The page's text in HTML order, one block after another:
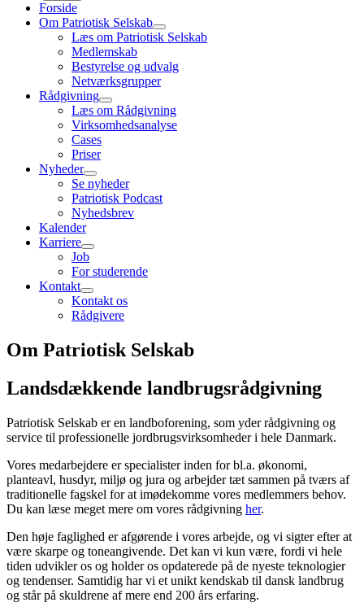
Forside
Om Patriotisk Selskab
Læs om Patriotisk Selskab
Medlemskab
Bestyrelse og udvalg
Netværksgrupper
Rådgivning
Læs om Rådgivning
Virksomhedsanalyse
Cases
Priser
Nyheder
Se nyheder
Patriotisk Podcast
Nyhedsbrev
Kalender
Karriere
Job
For studerende
Kontakt
Kontakt os
Rådgivere
Om Patriotisk Selskab
Landsdækkende landbrugsrådgivning
Patriotisk Selskab er en landboforening, som yder rådgivning og
service til professionelle jordbrugsvirksomheder i hele Danmark.
Vores medarbejdere er specialister inden for bl.a. økonomi,
planteavl, husdyr, miljø og jura og arbejder tæt sammen på tværs af
traditionelle fagskel for at imødekomme vores medlemmers behov.
Du kan læse meget mere om vores rådgivning her.
Den høje faglighed er afgørende i vores arbejde, og vi sigter efter at
være skarpe og toneangivende. Det kan vi kun være, fordi vi hele
tiden udvikler os og holder os opdaterede på de nyeste teknologier
og tendenser. Samtidig har vi et unikt kendskab til dansk landbrug
og står på skuldrene af mere end 200 års erfaring.